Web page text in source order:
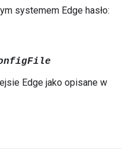
systemem Edge hasło:
Edge jako opisane w